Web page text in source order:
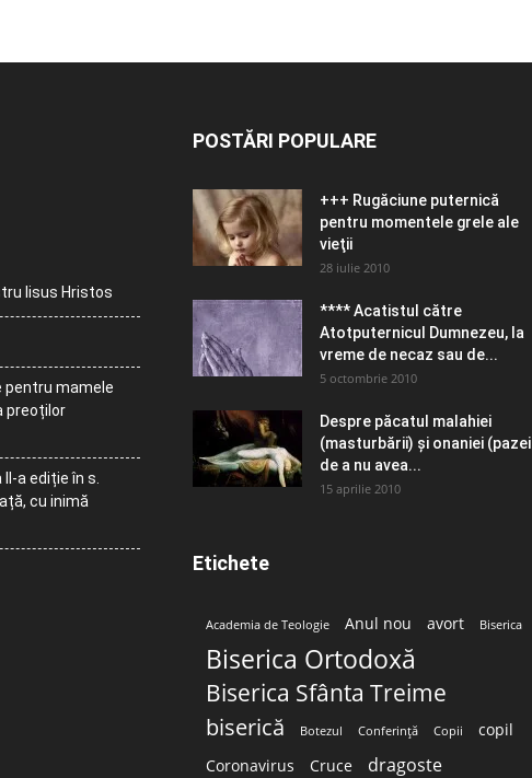
Iisus Hristos
pentru mamele
preoților
a ediție în s.
cu inimă
POSTĂRI POPULARE
+++ Rugăciune puternică
pentru momentele grele ale
vieţii
28 iulie 2010
**** Acatistul către
Atotputernicul Dumnezeu, la
vreme de necaz sau de...
5 octombrie 2010
Despre păcatul malahiei
(masturbării) şi onaniei (pazei
de a nu avea...
15 aprilie 2010
Etichete
Academia de Teologie Anul nou avort Biserica
Biserica Ortodoxă
Biserica Sfânta Treime
biserică Botezul Conferință Copii
copil
Coronavirus
Cruce dragoste